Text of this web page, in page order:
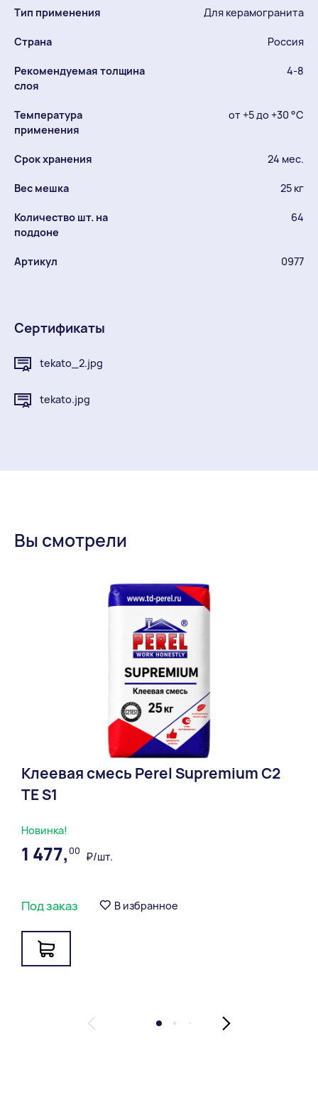
Тип применения Для керамогранита
Страна Россия
Рекомендуемая толщина
слоя
4-8
Температура
применения
от +5 до +30 °С
Срок хранения 24 мес.
Вес мешка 25 кг
Количество шт. на
поддоне
64
Артикул 0977
Сертификаты
tekato_2.jpg
tekato.jpg
Вы смотрели
Новинка!
Клеевая смесь Perel Supremium С2
ТЕ S1
1 477,00 ₽/шт.
Под заказ В избранное